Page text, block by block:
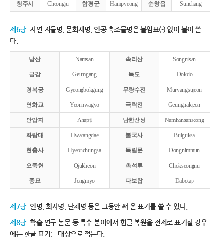
청주시 Cheongju 함평군 Hampyeong 순창읍 Sunchang
제6항 자연 지물명, 문화재명, 인공 축조물명은 붙임표(-) 없이 붙여 쓴
다.
남산 Namsan 속리산 Songnisan
금강 Geumgang 독도 Dokdo
경복궁 Gyeongbokgung 무량수전 Muryangsujeon
연화교 Yeonhwagyo 극락전 Geungnakjeon
안압지 Anapji 남한산성 Namhansanseong
화랑대 Hwarangdae 불국사 Bulguksa
현충사 Hyeonchungsa 독립문 Dongnimmun
오죽헌 Ojukheon 촉석루 Chokseongnu
종묘 Jongmyo 다보탑 Dabotap
제7항 인명, 회사명, 단체명 등은 그동안 써 온 표기를 쓸 수 있다.
제8항 학술 연구 논문 등 특수 분야에서 한글 복원을 전제로 표기할 경우
에는 한글 표기를 대상으로 적는다.